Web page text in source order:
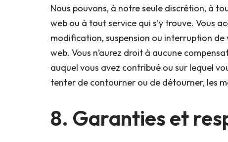
Nous pouvons, à notre seule discrétion, à
web ou à tout service qui s’y trouve. Vous
modification, suspension ou interruption
web. Vous n’aurez droit à aucune
auquel vous avez contribué ou sur lequel
tenter de contourner ou de détourner, les
8. Garanties et